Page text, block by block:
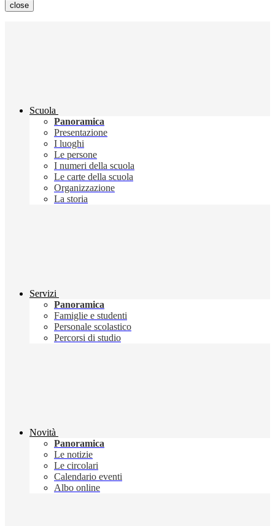
close
Scuola
Panoramica
Presentazione
I luoghi
Le persone
I numeri della scuola
Le carte della scuola
Organizzazione
La storia
Servizi
Panoramica
Famiglie e studenti
Personale scolastico
Percorsi di studio
Novità
Panoramica
Le notizie
Le circolari
Calendario eventi
Albo online